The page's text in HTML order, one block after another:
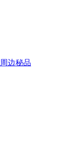
周边秘品